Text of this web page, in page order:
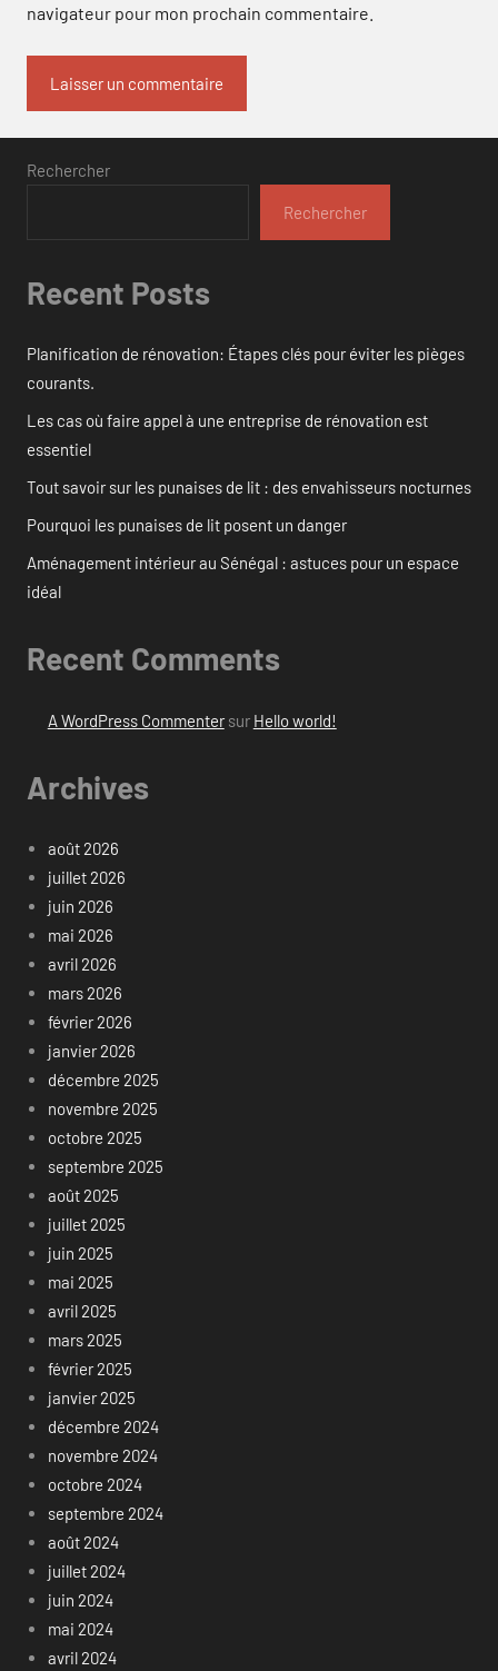
navigateur pour mon prochain commentaire.
Rechercher
Rechercher
Recent Posts
Planification de rénovation: Étapes clés pour éviter les pièges
courants.
Les cas où faire appel à une entreprise de rénovation est
essentiel
Tout savoir sur les punaises de lit : des envahisseurs nocturnes
Pourquoi les punaises de lit posent un danger
Aménagement intérieur au Sénégal : astuces pour un espace
idéal
Recent Comments
A WordPress Commentersur Hello world!
Archives
août 2026
juillet 2026
juin 2026
mai 2026
avril 2026
mars 2026
février 2026
janvier 2026
décembre 2025
novembre 2025
octobre 2025
septembre 2025
août 2025
juillet 2025
juin 2025
mai 2025
avril 2025
mars 2025
février 2025
janvier 2025
décembre 2024
novembre 2024
octobre 2024
septembre 2024
août 2024
juillet 2024
juin 2024
mai 2024
avril 2024